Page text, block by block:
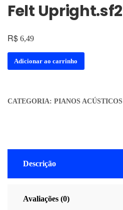
Felt Upright.sf2
R$ 6,49
Adicionar ao carrinho
CATEGORIA: PIANOS ACÚSTICOS
Descrição
Avaliações (0)